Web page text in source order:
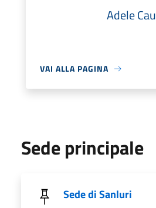
Adele Cau
VAI ALLA PAGINA
Sede principale
Sede di Sanluri